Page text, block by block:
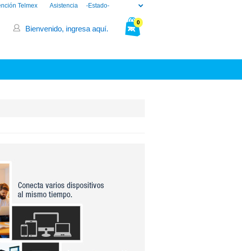
Asistencia
Telmex
0
Bienvenido, ingresa aquí.